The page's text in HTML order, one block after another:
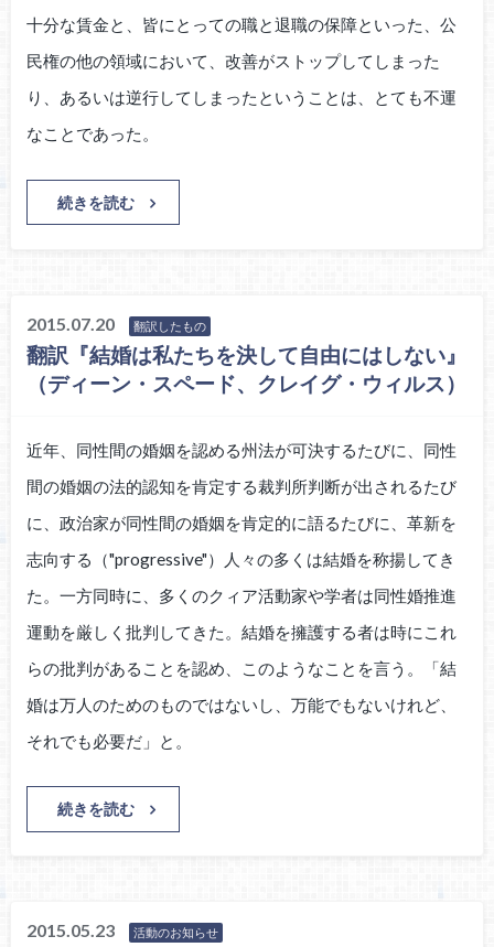
十分な賃金と、皆にとっての職と退職の保障といった、公
民権の他の領域において、改善がストップしてしまった
り、あるいは逆行してしまったということは、とても不運
なことであった。
続きを読む
2015.07.20 翻訳したもの
翻訳『結婚は私たちを決して自由にはしない』
（ディーン・スペード、クレイグ・ウィルス）
近年、同性間の婚姻を認める州法が可決するたびに、同性
間の婚姻の法的認知を肯定する裁判所判断が出されるたび
に、政治家が同性間の婚姻を肯定的に語るたびに、革新を
志向する（"progressive"）人々の多くは結婚を称揚してき
た。一方同時に、多くのクィア活動家や学者は同性婚推進
運動を厳しく批判してきた。結婚を擁護する者は時にこれ
らの批判があることを認め、このようなことを言う。「結
婚は万人のためのものではないし、万能でもないけれど、
それでも必要だ」と。
続きを読む
2015.05.23 活動のお知らせ